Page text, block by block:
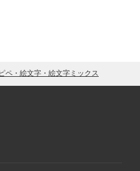
ペ・絵文字・絵文字ミックス